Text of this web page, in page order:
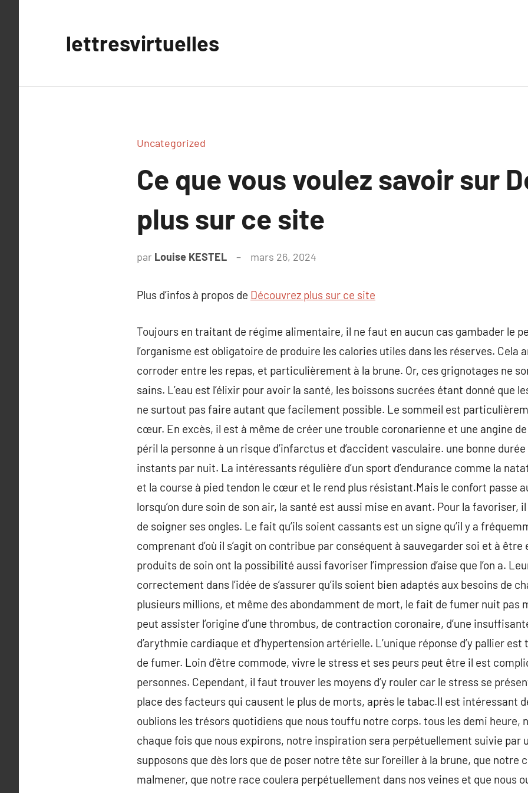
lettresvirtuelles
Uncategorized
Ce que vous voulez savoir sur
plus sur ce site
par Louise KESTEL mars 26, 2024
Plus d’infos à propos de Découvrez plus sur ce site
Toujours en traitant de régime alimentaire, il ne faut en aucun cas gambader le
l’organisme est obligatoire de produire les calories utiles dans les réserves. Cela
corroder entre les repas, et particulièrement à la brune. Or, ces grignotages ne
sains. L’eau est l’élixir pour avoir la santé, les boissons sucrées étant donné que
ne surtout pas faire autant que facilement possible. Le sommeil est
cœur. En excès, il est à même de créer une trouble coronarienne et une angine
péril la personne à un risque d’infarctus et d’accident vasculaire. une bonne durée
instants par nuit. La intéressants régulière d’un sport d’endurance comme la
et la course à pied tendon le cœur et le rend plus résistant.Mais le confort passe
lorsqu’on dure soin de son air, la santé est aussi mise en avant. Pour la favoriser,
de soigner ses ongles. Le fait qu’ils soient cassants est un signe qu’il y a
comprenant d’où il s’agit on contribue par conséquent à sauvegarder soi et à
produits de soin ont la possibilité aussi favoriser l’impression d’aise que l’on a.
correctement dans l’idée de s’assurer qu’ils soient bien adaptés aux besoins de
plusieurs millions, et même des abondamment de mort, le fait de fumer nuit pas
peut assister l’origine d’une thrombus, de contraction coronaire, d’une
d’arythmie cardiaque et d’hypertension artérielle. L’unique réponse d’y pallier
de fumer. Loin d’être commode, vivre le stress et ses peurs peut être il est
personnes. Cependant, il faut trouver les moyens d’y rouler car le stress se
place des facteurs qui causent le plus de morts, après le tabac.Il est intéressant
oublions les trésors quotidiens que nous touffu notre corps. tous les demi heure,
chaque fois que nous expirons, notre inspiration sera perpétuellement suivie par
supposons que dès lors que de poser notre tête sur l’oreiller à la brune, que
malmener, que notre race coulera perpétuellement dans nos veines et que nous